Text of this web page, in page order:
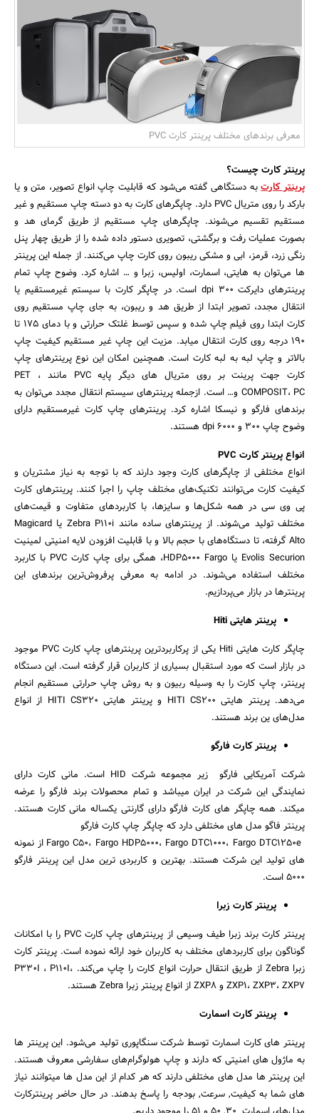
بانک، بیمه و سرمایه
مسکن و ساختمان
جستجو
معرفی برندهای مختلف پرینتر کارت PVC
پرینتر کارت چیست؟
پرینتر کارتبه دستگاهی گفته می‌شود که قابلیت چاپ انواع تصویر، متن و یا
بارکد را روی متریال PVC دارد. چاپگرهای کارت به دو دسته چاپ مستقیم و غیر
مستقیم تقسیم می‌شوند. چاپگرهای چاپ مستقیم از طریق گرمای هد و
بصورت عملیات رفت و برگشتی، تصویری دستور داده شده را از طریق چهار پنل
رنگی زرد، قرمز، ابی و مشکی ریبون روی کارت چاپ می‌کنند. از جمله این پرینتر
ها می‌توان به هایتی، اسمارت، اولیس، زبرا و … اشاره کرد. وضوح چاپ تمام
پرینترهای دایرکت 300 dpi است. در چاپگر کارت با سیستم غیرمستقیم یا
انتقال مجدد، تصویر ابتدا از طریق هد و ریبون، به جای چاپ مستقیم روی
کارت ابتدا روی فیلم چاپ شده و سپس توسط غلتک حرارتی و با دمای 175 تا
190 درجه روی کارت انتقال میابد. مزیت این چاپ غیر مستقیم کیفیت چاپ
بالاتر و چاپ لبه به لبه کارت است. همچنین امکان این نوع پرینترهای چاپ
کارت جهت پرینت بر روی متریال های دیگر پایه PVC مانند PET ،
COMPOSIT، PC و… است. ازجمله پرینترهای سیستم انتقال مجدد می‌توان به
برندهای فارگو و نیسکا اشاره کرد. پرینترهای چاپ کارت غیرمستقیم دارای
وضوح چاپ 300 و 6000 dpi هستند.
انواع پرینتر کارت PVC
انواع مختلفی از چاپگرهای کارت وجود دارند که با توجه به نیاز مشتریان و
کیفیت کارت می‌توانند تکنیک‌های مختلف چاپ را اجرا کنند. پرینترهای کارت
پی وی سی در همه شکل‌ها و سایزها، با کاربردهای متفاوت و قیمت‌های
مختلف تولید می‌شوند. از پرینترهای ساده مانند Zebra P110i یا Magicard
Alto گرفته، تا دستگاه‌های با حجم بالا و با قابلیت افزودن لایه امنیتی لمینیت
Evolis Securion یا HDP5000 Fargo، همگی برای چاپ کارت PVC با کاربرد
مختلف استفاده می‌شوند. در ادامه به معرفی پرفروش‌ترین برندهای این
پرینترها در بازار می‌پردازیم.
پرینتر هایتی Hiti
چاپگر کارت هایتی Hiti یکی از پرکاربردترین پرینترهای چاپ کارت PVC موجود
در بازار است که مورد استقبال بسیاری از کاربران قرار گرفته است. این دستگاه
پرینتر، چاپ کارت را به وسیله ربیون و به روش چاپ حرارتی مستقیم انجام
می‌دهد. پرینتر هایتی HITI CS200 و پرینتر هایتی HITI CS320 از انواع
مدل‌های ین برند هستند.
پرینتر کارت فارگو
شرکت آمریکایی فارگو زیر مجموعه شرکت HID است. مانی کارت دارای
نمایندگی این شرکت در ایران میباشد و تمام محصولات برند فارگو را عرضه
میکند. همه چاپگر های کارت فارگو دارای گارنتی یکساله مانی کارت هستند.
پرینتر فاگو مدل های مختلفی دارد که چاپگر چاپ کارت فارگو
Fargo C50، Fargo HDP5000، Fargo DTC1000، Fargo DTC1250e از نمونه
های تولید این شرکت هستند. بهترین و کاربردی ترین مدل این پرینتر فارگو
5000 است.
پرینتر کارت زبرا
پرینتر کارت برند زبرا طیف وسیعی از پرینترهای چاپ کارت PVC را با امکانات
گوناگون برای کاربردهای مختلف به کاربران خود ارائه نموده است. پرینتر کارت
زبرا Zebra از طریق انتقال حرارت انواع کارت را چاپ می‌کند. P330I ، P110I،
ZXP1، ZXP3، ZXP7 و ZXP8 از انواع پرینتر زبرا Zebra هستند.
پرینتر کارت اسمارت
پرینتر های کارت اسمارت توسط شرکت سنگاپوری تولید می‌شود. این پرینتر ها
به ماژول های امنیتی که دارند و چاپ هولوگرام‌های سفارشی معروف هستند.
این پرینتر ها مدل های مختلفی دارند که هر کدام از این مدل ها میتوانند نیاز
های شما به کیفیت, سرعت, بودجه را پاسخ بدهند. در حال حاضر پرینترکارت